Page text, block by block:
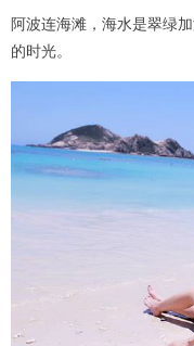
阿波连海滩，海水是翠绿
的时光。